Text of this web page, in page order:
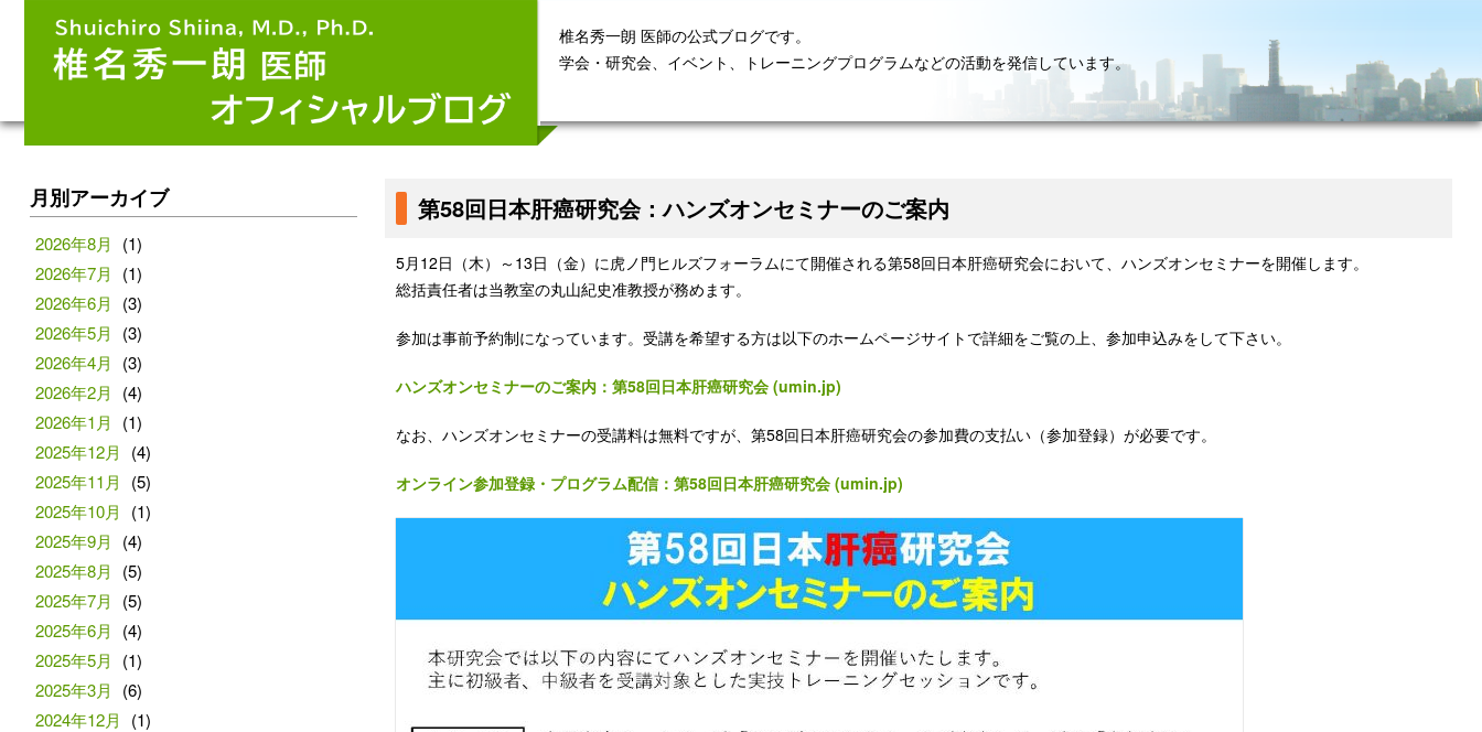
椎名秀一朗 医師の公式ブログです。
学会・研究会、イベント、トレーニングプログラムなどの活動を発信しています。
第58回日本肝癌研究会：ハンズオンセミナーのご案内
5月12日（木）～13日（金）に虎ノ門ヒルズフォーラムにて開催される第58回日本肝癌研究会において、ハンズオンセミナーを開催します。
総括責任者は当教室の丸山紀史准教授が務めます。
参加は事前予約制になっています。受講を希望する方は以下のホームページサイトで詳細をご覧の上、参加申込みをして下さい。
ハンズオンセミナーのご案内：第58回日本肝癌研究会 (umin.jp)
なお、ハンズオンセミナーの受講料は無料ですが、第58回日本肝癌研究会の参加費の支払い（参加登録）が必要です。
オンライン参加登録・プログラム配信：第58回日本肝癌研究会 (umin.jp)
月別アーカイブ
2026年8月
(1)
2026年7月
(1)
2026年6月
(3)
2026年5月
(3)
2026年4月
(3)
2026年2月
(4)
2026年1月
(1)
2025年12月
(4)
2025年11月
(5)
2025年10月
(1)
2025年9月
(4)
2025年8月
(5)
2025年7月
(5)
2025年6月
(4)
2025年5月
(1)
2025年3月
(6)
2024年12月
(1)